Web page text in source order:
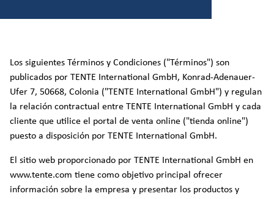
Los siguientes Términos y Condiciones ("Términos") son
publicados por TENTE International GmbH, Konrad-Adenauer-
Ufer 7, 50668, Colonia ("TENTE International GmbH") y regulan
la relación contractual entre TENTE International GmbH y cada
cliente que utilice el portal de venta online ("tienda online")
puesto a disposición por TENTE International GmbH.
El sitio web proporcionado por TENTE International GmbH en
www.tente.com tiene como objetivo principal ofrecer
información sobre la empresa y presentar los productos y